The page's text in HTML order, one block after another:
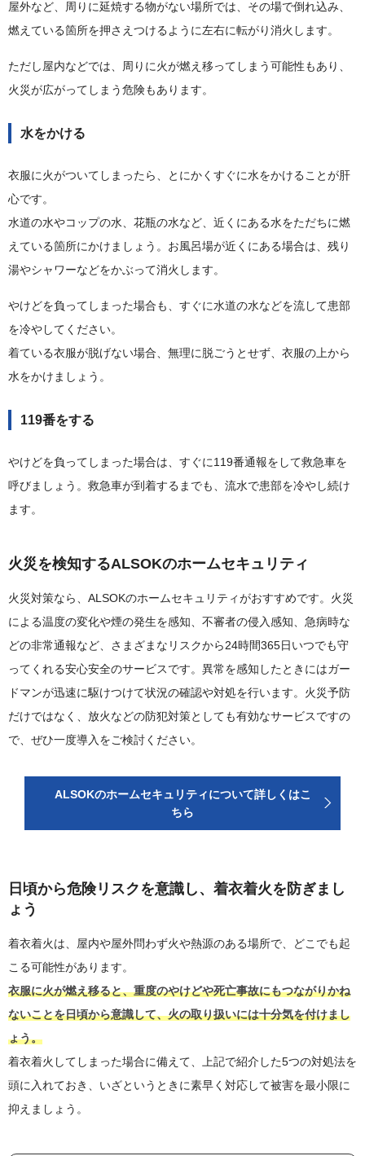
屋外など、周りに延焼する物がない場所では、その場で倒れ込み、
燃えている箇所を押さえつけるように左右に転がり消火します。
ただし屋内などでは、周りに火が燃え移ってしまう可能性もあり、
火災が広がってしまう危険もあります。
水をかける
衣服に火がついてしまったら、とにかくすぐに水をかけることが肝
心です。
水道の水やコップの水、花瓶の水など、近くにある水をただちに燃
えている箇所にかけましょう。お風呂場が近くにある場合は、残り
湯やシャワーなどをかぶって消火します。
やけどを負ってしまった場合も、すぐに水道の水などを流して患部
を冷やしてください。
着ている衣服が脱げない場合、無理に脱ごうとせず、衣服の上から
水をかけましょう。
119番をする
やけどを負ってしまった場合は、すぐに119番通報をして救急車を
呼びましょう。救急車が到着するまでも、流水で患部を冷やし続け
ます。
火災を検知するALSOKのホームセキュリティ
火災対策なら、ALSOKのホームセキュリティがおすすめです。火災
による温度の変化や煙の発生を感知、不審者の侵入感知、急病時な
どの非常通報など、さまざまなリスクから24時間365日いつでも守
ってくれる安心安全のサービスです。異常を感知したときにはガー
ドマンが迅速に駆けつけて状況の確認や対処を行います。火災予防
だけではなく、放火などの防犯対策としても有効なサービスですの
で、ぜひ一度導入をご検討ください。
ALSOKのホームセキュリティについて詳しくはこ
ちら
日頃から危険リスクを意識し、着衣着火を防ぎまし
ょう
着衣着火は、屋内や屋外問わず火や熱源のある場所で、どこでも起
こる可能性があります。
衣服に火が燃え移ると、重度のやけどや死亡事故にもつながりかね
ないことを日頃から意識して、火の取り扱いには十分気を付けまし
ょう。
着衣着火してしまった場合に備えて、上記で紹介した5つの対処法を
頭に入れておき、いざというときに素早く対応して被害を最小限に
抑えましょう。